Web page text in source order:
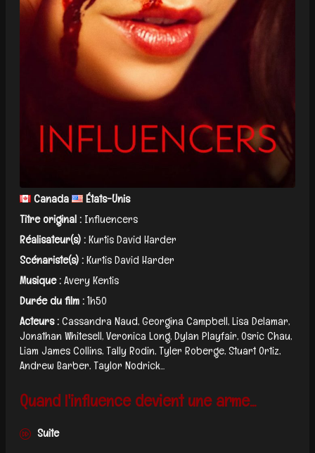
Canada
États-Unis
Titre original : Influencers
Réalisateur(s) :Kurtis David Harder
Scénariste(s) :Kurtis David Harder
Musique :Avery Kentis
Durée du film :1h50
Acteurs :Cassandra Naud, Georgina Campbell, Lisa Delamar,
Jonathan Whitesell, Veronica Long, Dylan Playfair, Osric Chau,
Liam James Collins, Tally Rodin, Tyler Roberge, Stuart Ortiz,
Andrew Barber, Taylor Nodrick...
Quand l'influence devient une arme...
Suite